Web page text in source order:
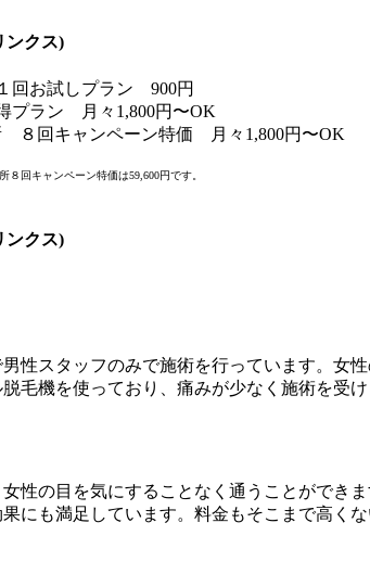
ンクス)
回お試しプラン 900円
プラン 月々1,800円〜OK
８回キャンペーン特価 月々1,800円〜OK
回キャンペーン特価は59,600円です。
ンクス)
性スタッフのみで施術を行っています。
毛機を使っており、痛みが少なく施術を受
性の目を気にすることなく通うことができ
にも満足しています。料金もそこまで高く